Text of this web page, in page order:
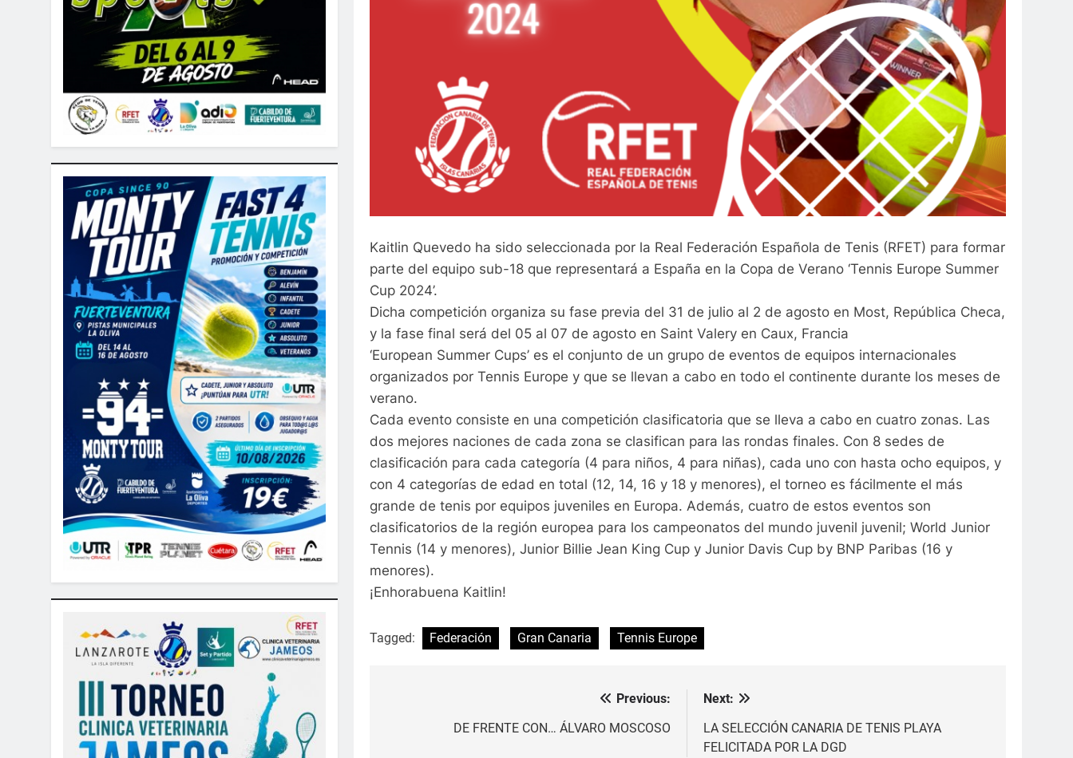
Kaitlin Quevedo ha sido seleccionada por la Real Federación Española de Tenis (RFET) para formar
parte del equipo sub-18 que representará a España en la Copa de Verano ‘Tennis Europe Summer
Cup 2024’.
Dicha competición organiza su fase previa del 31 de julio al 2 de agosto en Most, República Checa,
y la fase final será del 05 al 07 de agosto en Saint Valery en Caux, Francia
‘European Summer Cups’ es el conjunto de un grupo de eventos de equipos internacionales
organizados por Tennis Europe y que se llevan a cabo en todo el continente durante los meses de
verano.
Cada evento consiste en una competición clasificatoria que se lleva a cabo en cuatro zonas. Las
dos mejores naciones de cada zona se clasifican para las rondas finales. Con 8 sedes de
clasificación para cada categoría (4 para niños, 4 para niñas), cada uno con hasta ocho equipos, y
con 4 categorías de edad en total (12, 14, 16 y 18 y menores), el torneo es fácilmente el más
grande de tenis por equipos juveniles en Europa. Además, cuatro de estos eventos son
clasificatorios de la región europea para los campeonatos del mundo juvenil juvenil; World Junior
Tennis (14 y menores), Junior Billie Jean King Cup y Junior Davis Cup by BNP Paribas (16 y
menores).
¡Enhorabuena Kaitlin!
Tagged: Federación Gran Canaria Tennis Europe
Previous:
DE FRENTE CON… ÁLVARO MOSCOSO
Next:
LA SELECCIÓN CANARIA DE TENIS PLAYA
FELICITADA POR LA DGD